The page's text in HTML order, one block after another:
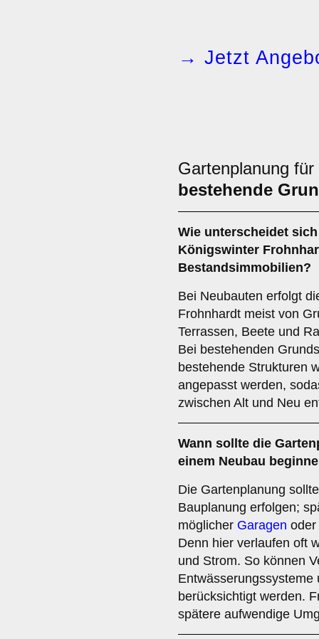
→ Jetzt
Gartenplanung für
bestehende
Wie unterscheidet
Königswinter
Bestandsimmobilien?
Bei Neubauten erfolgt
Frohnhardt meist von
Terrassen, Beete und
Bei bestehenden
bestehende Strukturen
angepasst werden,
zwischen Alt und Neu
Wann sollte die
einem Neubau
Die Gartenplanung
Bauplanung erfolgen;
möglicher Garagen oder
Denn hier verlaufen oft
und Strom. So können
berücksichtigt werden.
spätere aufwendige